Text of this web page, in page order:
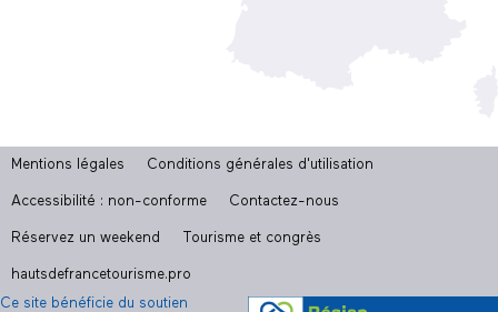
Mentions légales Conditions générales d'utilisation
Accessibilité : non-conforme Contactez-nous
Réservez un weekend Tourisme et congrès
hautsdefrancetourisme.pro
Ce site bénéficie du soutien